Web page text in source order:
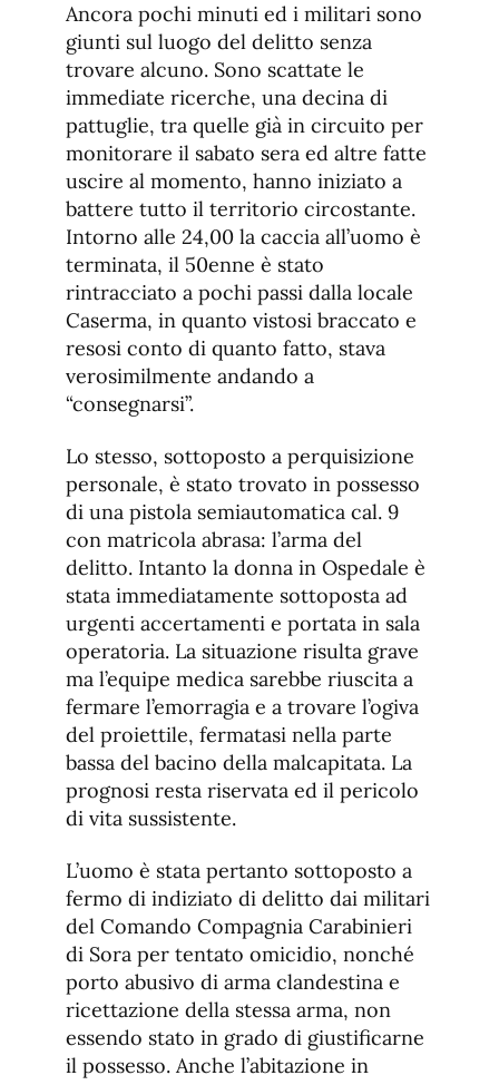
Ancora pochi minuti ed i militari sono
giunti sul luogo del delitto senza
trovare alcuno. Sono scattate le
immediate ricerche, una decina di
pattuglie, tra quelle già in circuito per
monitorare il sabato sera ed altre fatte
uscire al momento, hanno iniziato a
battere tutto il territorio circostante.
Intorno alle 24,00 la caccia all’uomo è
terminata, il 50enne è stato
rintracciato a pochi passi dalla locale
Caserma, in quanto vistosi braccato e
resosi conto di quanto fatto, stava
verosimilmente andando a
“consegnarsi”.
Lo stesso, sottoposto a perquisizione
personale, è stato trovato in possesso
di una pistola semiautomatica cal. 9
con matricola abrasa: l’arma del
delitto. Intanto la donna in Ospedale è
stata immediatamente sottoposta ad
urgenti accertamenti e portata in sala
operatoria. La situazione risulta grave
ma l’equipe medica sarebbe riuscita a
fermare l’emorragia e a trovare l’ogiva
del proiettile, fermatasi nella parte
bassa del bacino della malcapitata. La
prognosi resta riservata ed il pericolo
di vita sussistente.
L’uomo è stata pertanto sottoposto a
fermo di indiziato di delitto dai militari
del Comando Compagnia Carabinieri
di Sora per tentato omicidio, nonché
porto abusivo di arma clandestina e
ricettazione della stessa arma, non
essendo stato in grado di giustificarne
il possesso. Anche l’abitazione in